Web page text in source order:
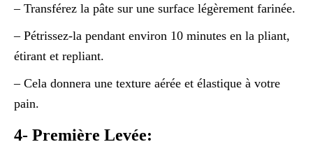
– Transférez la pâte sur une surface légèrement farinée.
– Pétrissez-la pendant environ 10 minutes en la pliant,
étirant et repliant.
– Cela donnera une texture aérée et élastique à votre
pain.
4- Première Levée: